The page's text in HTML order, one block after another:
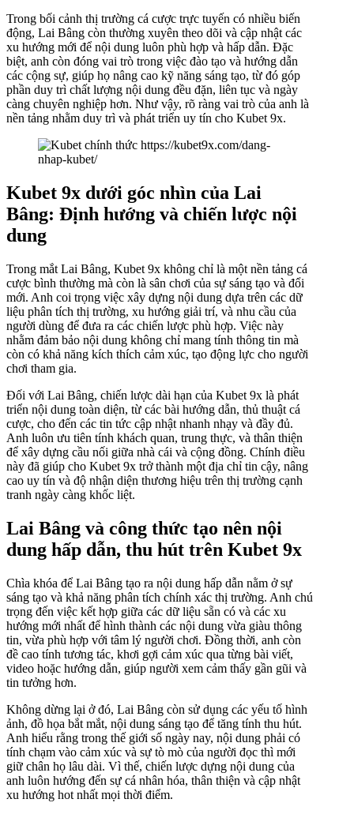
Trong bối cảnh thị trường cá cược trực tuyến có nhiều biến
động, Lai Bâng còn thường xuyên theo dõi và cập nhật các
xu hướng mới để nội dung luôn phù hợp và hấp dẫn. Đặc
biệt, anh còn đóng vai trò trong việc đào tạo và hướng dẫn
các cộng sự, giúp họ nâng cao kỹ năng sáng tạo, từ đó góp
phần duy trì chất lượng nội dung đều đặn, liên tục và ngày
càng chuyên nghiệp hơn. Như vậy, rõ ràng vai trò của anh là
nền tảng nhằm duy trì và phát triển uy tín cho Kubet 9x.
Kubet 9x dưới góc nhìn của Lai
Bâng: Định hướng và chiến lược nội
dung
Trong mắt Lai Bâng, Kubet 9x không chỉ là một nền tảng cá
cược bình thường mà còn là sân chơi của sự sáng tạo và đổi
mới. Anh coi trọng việc xây dựng nội dung dựa trên các dữ
liệu phân tích thị trường, xu hướng giải trí, và nhu cầu của
người dùng để đưa ra các chiến lược phù hợp. Việc này
nhằm đảm bảo nội dung không chỉ mang tính thông tin mà
còn có khả năng kích thích cảm xúc, tạo động lực cho người
chơi tham gia.
Đối với Lai Bâng, chiến lược dài hạn của Kubet 9x là phát
triển nội dung toàn diện, từ các bài hướng dẫn, thủ thuật cá
cược, cho đến các tin tức cập nhật nhanh nhạy và đầy đủ.
Anh luôn ưu tiên tính khách quan, trung thực, và thân thiện
để xây dựng cầu nối giữa nhà cái và cộng đồng. Chính điều
này đã giúp cho Kubet 9x trở thành một địa chỉ tin cậy, nâng
cao uy tín và độ nhận diện thương hiệu trên thị trường cạnh
tranh ngày càng khốc liệt.
Lai Bâng và công thức tạo nên nội
dung hấp dẫn, thu hút trên Kubet 9x
Chìa khóa để Lai Bâng tạo ra nội dung hấp dẫn nằm ở sự
sáng tạo và khả năng phân tích chính xác thị trường. Anh chú
trọng đến việc kết hợp giữa các dữ liệu sẵn có và các xu
hướng mới nhất để hình thành các nội dung vừa giàu thông
tin, vừa phù hợp với tâm lý người chơi. Đồng thời, anh còn
đề cao tính tương tác, khơi gợi cảm xúc qua từng bài viết,
video hoặc hướng dẫn, giúp người xem cảm thấy gần gũi và
tin tưởng hơn.
Không dừng lại ở đó, Lai Bâng còn sử dụng các yếu tố hình
ảnh, đồ họa bắt mắt, nội dung sáng tạo để tăng tính thu hút.
Anh hiểu rằng trong thế giới số ngày nay, nội dung phải có
tính chạm vào cảm xúc và sự tò mò của người đọc thì mới
giữ chân họ lâu dài. Vì thế, chiến lược dựng nội dung của
anh luôn hướng đến sự cá nhân hóa, thân thiện và cập nhật
xu hướng hot nhất mọi thời điểm.